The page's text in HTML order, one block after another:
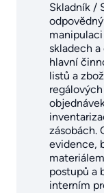
Skladník /
skladech
hlavní
listů a
zásobách.
evidence,
postupů a
interním